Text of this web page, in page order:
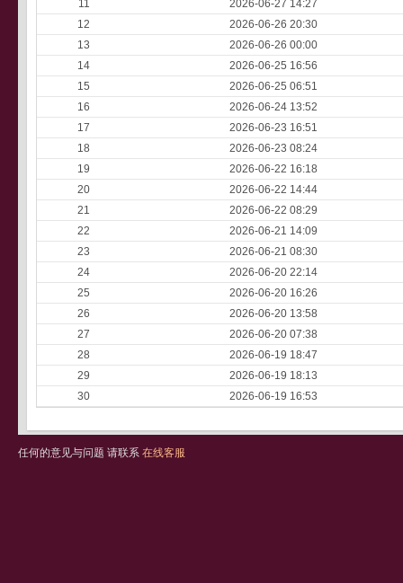
11
2026-06-27 14:27
12
2026-06-26 20:30
13
2026-06-26 00:00
14
2026-06-25 16:56
15
2026-06-25 06:51
16
2026-06-24 13:52
17
2026-06-23 16:51
18
2026-06-23 08:24
19
2026-06-22 16:18
20
2026-06-22 14:44
21
2026-06-22 08:29
22
2026-06-21 14:09
23
2026-06-21 08:30
24
2026-06-20 22:14
25
2026-06-20 16:26
26
2026-06-20 13:58
27
2026-06-20 07:38
28
2026-06-19 18:47
29
2026-06-19 18:13
30
2026-06-19 16:53
任何的意见与问题 请联系 在线客服